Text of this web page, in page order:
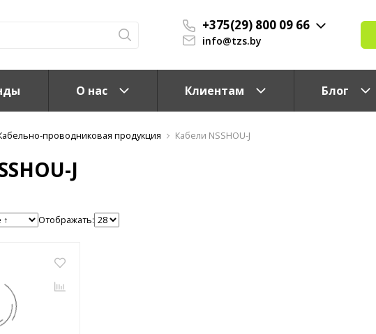
+375(29) 800 09 66
info@tzs.by
О нас Клиентам Блог
проводниковая продукция Кабели NSSHOU-J
J
Отображать: